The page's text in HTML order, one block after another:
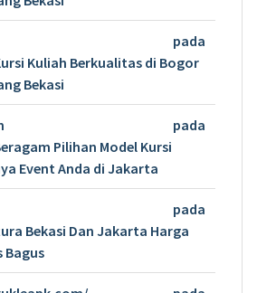
pada
Kuliah Berkualitas di Bogor
Bekasi
pada
Pilihan Model Kursi
Event Anda di Jakarta
pada
Bekasi Dan Jakarta Harga
Bagus